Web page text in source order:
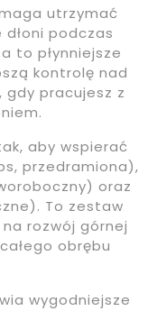
utrzymać
podczas
to płynniejsze
kontrolę nad
pracujesz z
aby wspierać
przedramiona),
oraz
To zestaw
rozwój górnej
obrębu
wygodniejsze